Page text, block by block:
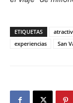
ETIQUETAS
experiencias
San